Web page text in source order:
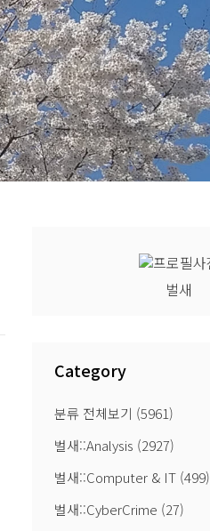
벌새
Category
분류 전체보기 (5961)
벌새::Analysis (2927)
벌새::Computer & IT (499)
벌새::CyberCrime (27)